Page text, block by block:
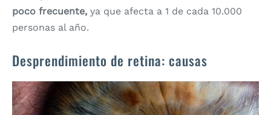
poco frecuente, ya que afecta a 1 de cada 10.000
personas al año.
Desprendimiento de retina: causas